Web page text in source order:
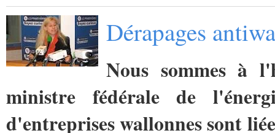
Dérapages
Nous sommes à
ministre fédérale de
d'entreprises wallonnes sont